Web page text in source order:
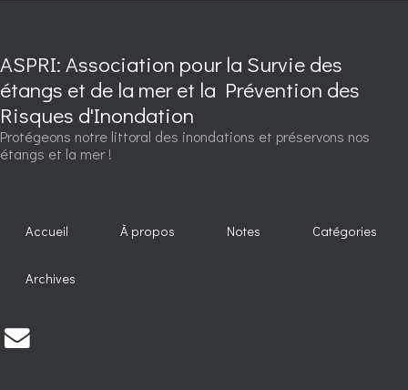
ASPRI: Association pour la Survie des
étangs et de la mer et la Prévention des
Risques d'Inondation
Protégeons notre littoral des inondations et préservons nos
étangs et la mer !
Accueil À propos Notes Catégories
Archives